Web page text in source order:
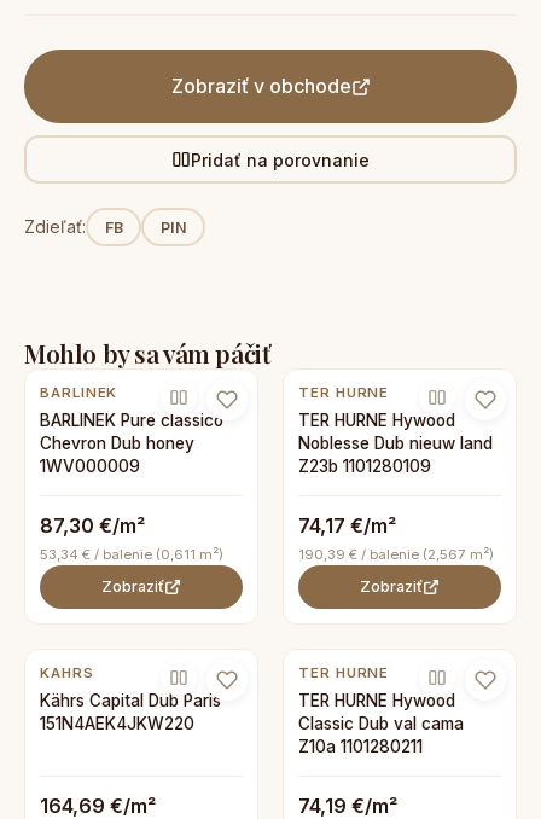
Zobraziť v obchode
Pridať na porovnanie
Zdieľať: FB PIN
Mohlo by sa vám páčiť
BARLINEK
BARLINEK Pure classico
Chevron Dub honey
1WV000009
87,30 €/m²
53,34 € / balenie (0,611 m²)
Zobraziť
TER HURNE
TER HURNE Hywood
Noblesse Dub nieuw land
Z23b 1101280109
74,17 €/m²
190,39 € / balenie (2,567 m²)
Zobraziť
KAHRS
Kährs Capital Dub Paris
151N4AEK4JKW220
164,69 €/m²
TER HURNE
TER HURNE Hywood
Classic Dub val cama
Z10a 1101280211
74,19 €/m²